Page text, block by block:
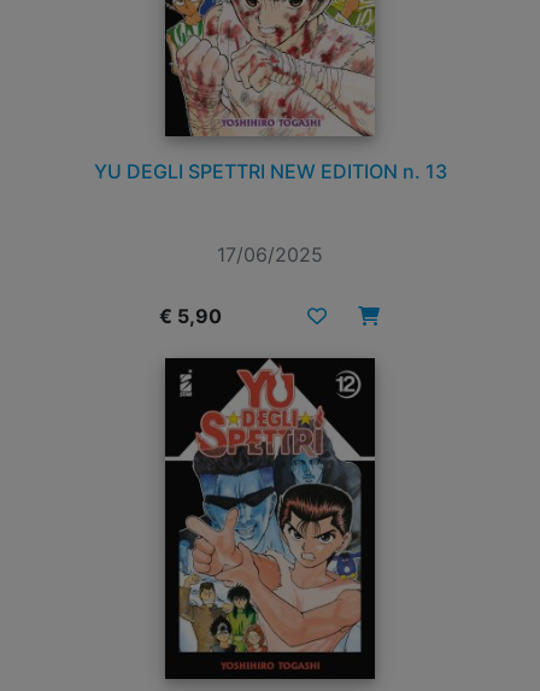
YU DEGLI SPETTRI NEW EDITION n. 13
17/06/2025
€ 5,90